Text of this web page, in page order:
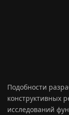
Подобности
конструктивных
исследований